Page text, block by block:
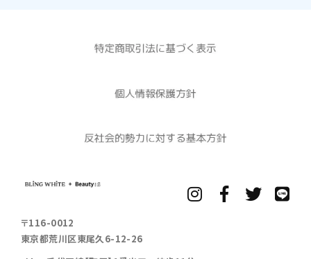
〒116-0012
東京都荒川区東尾久6-12-26